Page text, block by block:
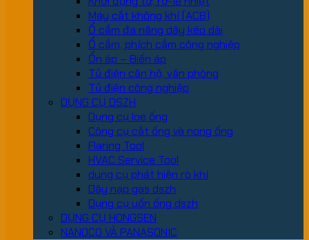
Máy cắt không khí (ACB)
Ổ cắm đa năng dây kéo dài
Ổ cắm, phích cắm công nghiệp
Ổn áp – Biến áp
Tủ điện căn hộ, văn phòng
Tủ điện công nghiệp
DỤNG CỤ DSZH
Dụng cụ loe ống
Công cụ cắt ống và nong ống
Flaring Tool
HVAC Service Tool
dung cụ phát hiện rò khí
Dây nạp gas dszh
Dụng cụ uốn ống dszh
DỤNG CỤ HONGSEN
NANOCO VÀ PANASONIC